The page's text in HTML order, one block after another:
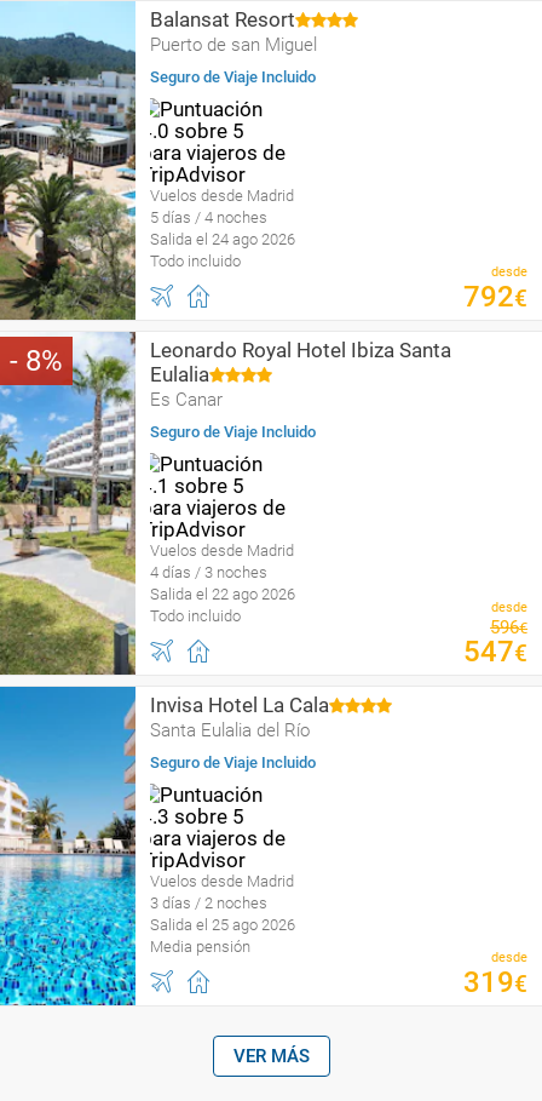
Balansat Resort
Puerto de san Miguel
Seguro de Viaje Incluido
Vuelos desde Madrid
5 días / 4 noches
Salida el 24 ago 2026
Todo incluido
desde
792€
8
Leonardo Royal Hotel Ibiza Santa
Eulalia
Es Canar
Seguro de Viaje Incluido
Vuelos desde Madrid
4 días / 3 noches
Salida el 22 ago 2026
Todo incluido
desde
596€
547€
Invisa Hotel La Cala
Santa Eulalia del Río
Seguro de Viaje Incluido
Vuelos desde Madrid
3 días / 2 noches
Salida el 25 ago 2026
Media pensión
desde
319€
VER MÁS